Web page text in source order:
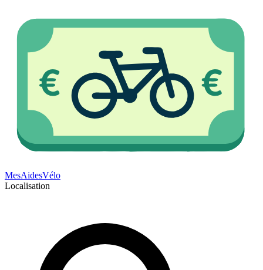
MesAidesVélo
Localisation